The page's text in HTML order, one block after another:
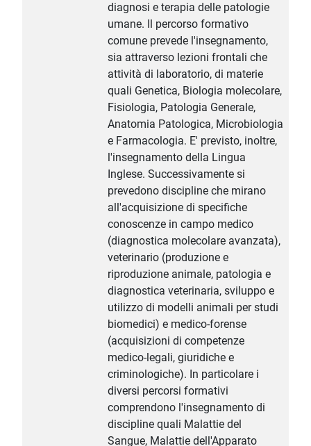
diagnosi e terapia delle patologie
umane. Il percorso formativo
comune prevede l'insegnamento,
sia attraverso lezioni frontali che
attività di laboratorio, di materie
quali Genetica, Biologia molecolare,
Fisiologia, Patologia Generale,
Anatomia Patologica, Microbiologia
e Farmacologia. E' previsto, inoltre,
l'insegnamento della Lingua
Inglese. Successivamente si
prevedono discipline che mirano
all'acquisizione di specifiche
conoscenze in campo medico
(diagnostica molecolare avanzata),
veterinario (produzione e
riproduzione animale, patologia e
diagnostica veterinaria, sviluppo e
utilizzo di modelli animali per studi
biomedici) e medico-forense
(acquisizioni di competenze
medico-legali, giuridiche e
criminologiche). In particolare i
diversi percorsi formativi
comprendono l'insegnamento di
discipline quali Malattie del
Sangue, Malattie dell'Apparato